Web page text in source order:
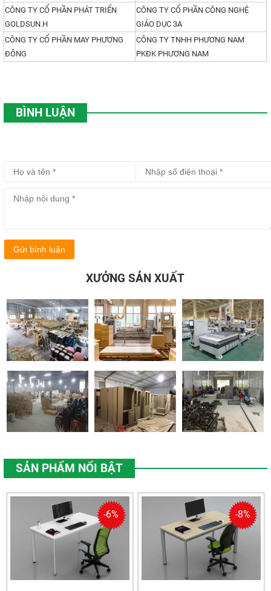
CÔNG TY CỔ PHẦN PHÁT TRIỂN
GOLDSUN.H
CÔNG TY CỔ PHẦN CÔNG NGHỆ
GIÁO DỤC 3A
CÔNG TY CỔ PHẦN MAY PHƯƠNG
ĐÔNG
CÔNG TY TNHH PHƯƠNG NAM
PKĐK PHƯƠNG NAM
BÌNH LUẬN
Gửi bình luận
XƯỞNG SẢN XUẤT
SẢN PHẨM NỔI BẬT
-6% -8%